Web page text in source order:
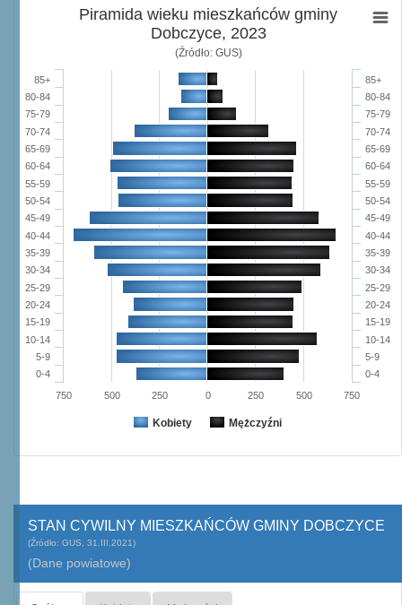
Piramida wieku mieszkańców gminy
Dobczyce, 2023
(Źródło: GUS)
Kobiety Mężczyźni
0-4
5-9
10-14
15-19
20-24
25-29
30-34
35-39
40-44
45-49
50-54
55-59
60-64
65-69
70-74
75-79
80-84
85+
0-4
5-9
10-14
15-19
20-24
25-29
30-34
35-39
40-44
45-49
50-54
55-59
60-64
65-69
70-74
75-79
80-84
85+
750 500 250 0 250 500 750
STAN CYWILNY MIESZKAŃCÓW GMINY DOBCZYCE
(Źródło: GUS, 31.III.2021)
(Dane powiatowe)